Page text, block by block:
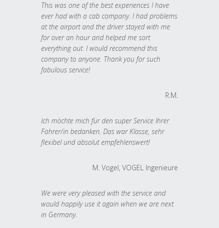
This was one of the best experiences I have
ever had with a cab company. I had problems
at the airport and the driver stayed with me
for over an hour and helped me sort
everything out. I would recommend this
company to anyone. Thank you for such
fabulous service!
R.M.
Ich möchte mich für den super Service Ihrer
Fahrer/in bedanken. Das war Klasse, sehr
flexibel und absolut empfehlenswert!
M. Vogel, VOGEL Ingenieure
We were very pleased with the service and
would happily use it again when we are next
in Germany.